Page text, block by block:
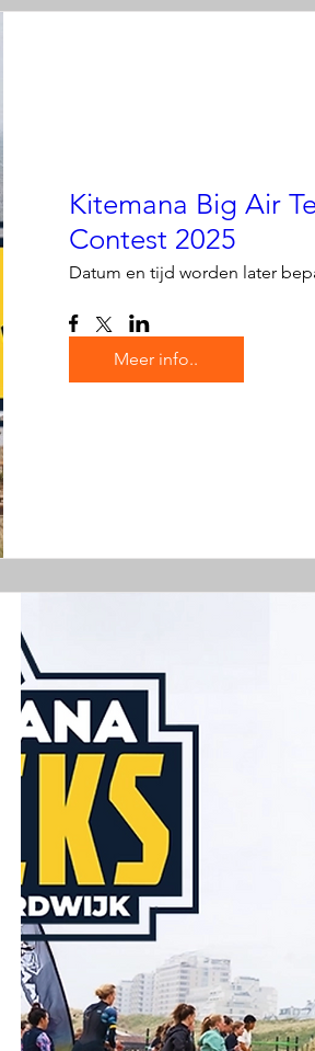
Kitemana Big Air
Contest 2025
Datum en tijd worden later
Meer info..